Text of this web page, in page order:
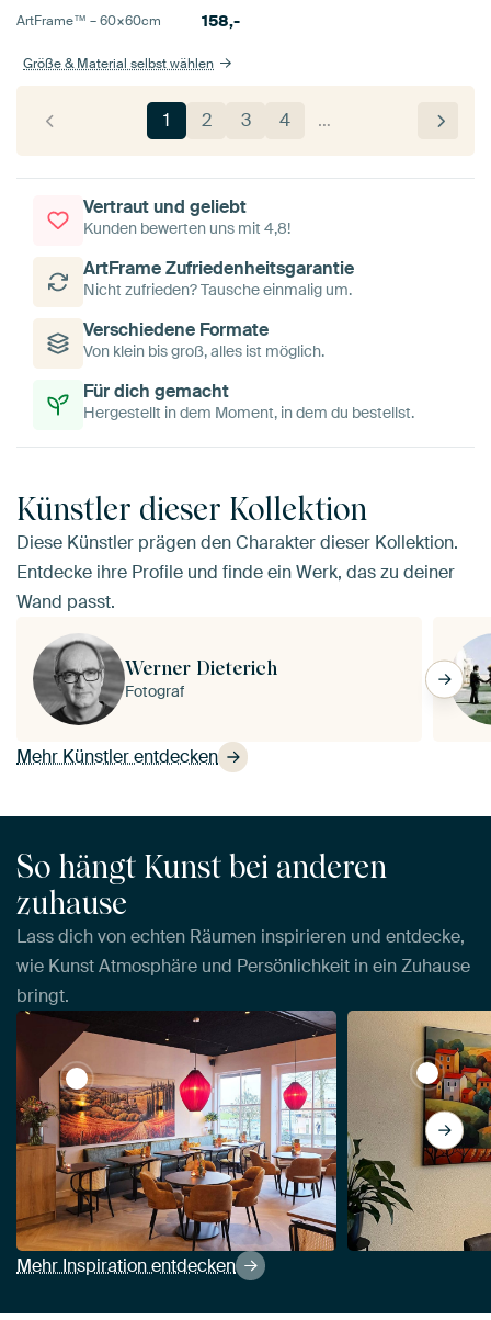
ArtFrame™ –60×60cm 158,-
Größe & Material selbst wählen
1 2 3 4 …
Vertraut und geliebt
Kunden bewerten uns mit 4,8!
ArtFrame Zufriedenheitsgarantie
Nicht zufrieden? Tausche einmalig um.
Verschiedene Formate
Von klein bis groß, alles ist möglich.
Für dich gemacht
Hergestellt in dem Moment, in dem du bestellst.
Künstler dieser Kollektion
Diese Künstler prägen den Charakter dieser Kollektion.
Entdecke ihre Profile und finde ein Werk, das zu deiner
Wand passt.
Mehr Künstler entdecken
Werner Dieterich
Fotograf
So hängt Kunst bei anderen
zuhause
Lass dich von echten Räumen inspirieren und entdecke,
wie Kunst Atmosphäre und Persönlichkeit in ein Zuhause
bringt.
Mehr Inspiration entdecken
View Italien von Imagine View